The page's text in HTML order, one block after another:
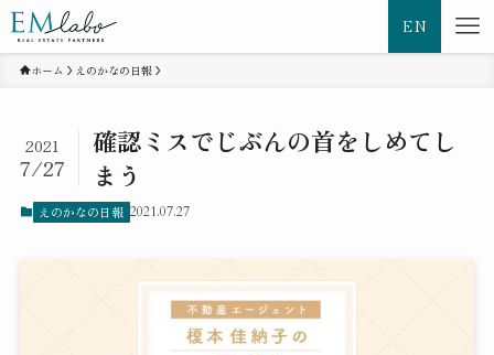
EN
ホーム えのかなの日報
確認ミスでじぶんの首をしめてし
まう
2021
7/27
えのかなの日報 2021.07.27